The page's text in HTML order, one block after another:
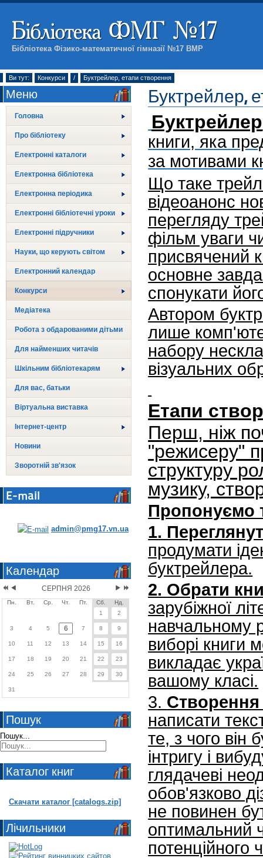
Бібліотека Фізико-математичної гімназії №17 ВМР
Ви тут: Конкурси / Буктрейлер, етапи створення
Меню
Головна
Про бібліотеку
Електронні каталоги
Електронна бібліотека
Електронна періодика
Електронні бібліотечні уроки
Електронні підручники
Науки, що керують світом
Електронний календар
Конкурси
Медіатека
Робота з обдарованими дітьми
Для найменших читачів
Шкільним бібліотекарям
Для вас, батьки
Віртуальна виставка
Інтернет-центр
Новини
Зворотній зв'язок
E-mail
admin@pmg17.vn.ua
Календар
СЕРПНЯ 2026
Пн. Вт. Ср. Чт. Пт. Сб.
Нд.
1
2
3 4 5 6 7 8 9
10 11 12 13 14 15 16
17 18 19 20 21 22 23
24 25 26 27 28 29 30
31
Пошук
Пошук...
Каталог книг
Скачати каталог [catalogs.zip]
Лічильники
Буктрейлер,
Буктрейлер
книги, яка
за мотивами
Що таке
відеоанонс
перегляду
фільм уваги
присвячений
основне
спонукати
Автором
лише
набору
візуальних
Етапи
Перш, ніж
"режисеру"
структуру
музику,
Пропонуємо
1.
продумати
буктрейлера.
2. Обрати
зарубіжної
навчальному
виборі книги
викладає
вашому класі.
3.
написати
те, з чого він
інтригу і
глядачеві
обов'язково
не повинен
оптимальний
потенційного